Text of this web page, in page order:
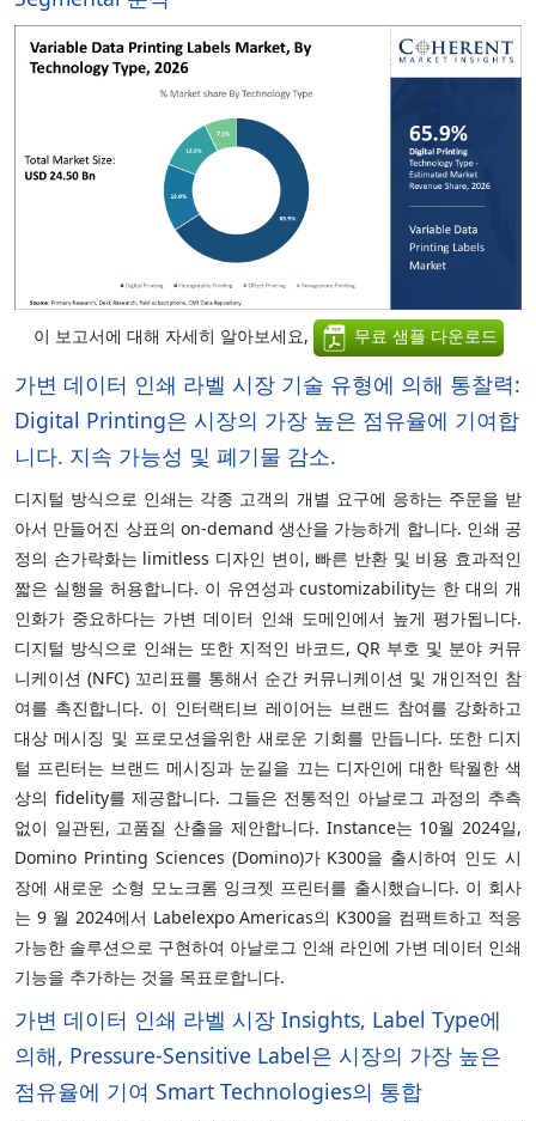
이 보고서에 대해 자세히 알아보세요, 무료 샘플 다운로드
가변 데이터 인쇄 라벨 시장 기술 유형에 의해 통찰력:
Digital Printing은 시장의 가장 높은 점유율에 기여합
니다. 지속 가능성 및 폐기물 감소.
디지털 방식으로 인쇄는 각종 고객의 개별 요구에 응하는 주문을 받
아서 만들어진 상표의 on-demand 생산을 가능하게 합니다. 인쇄 공
정의 손가락화는 limitless 디자인 변이, 빠른 반환 및 비용 효과적인
짧은 실행을 허용합니다. 이 유연성과 customizability는 한 대의 개
인화가 중요하다는 가변 데이터 인쇄 도메인에서 높게 평가됩니다.
디지털 방식으로 인쇄는 또한 지적인 바코드, QR 부호 및 분야 커뮤
니케이션 (NFC) 꼬리표를 통해서 순간 커뮤니케이션 및 개인적인 참
여를 촉진합니다. 이 인터랙티브 레이어는 브랜드 참여를 강화하고
대상 메시징 및 프로모션을위한 새로운 기회를 만듭니다. 또한 디지
털 프린터는 브랜드 메시징과 눈길을 끄는 디자인에 대한 탁월한 색
상의 fidelity를 제공합니다. 그들은 전통적인 아날로그 과정의 추측
없이 일관된, 고품질 산출을 제안합니다. Instance는 10월 2024일,
Domino Printing Sciences (Domino)가 K300을 출시하여 인도 시
장에 새로운 소형 모노크롬 잉크젯 프린터를 출시했습니다. 이 회사
는 9 월 2024에서 Labelexpo Americas의 K300을 컴팩트하고 적응
가능한 솔루션으로 구현하여 아날로그 인쇄 라인에 가변 데이터 인쇄
기능을 추가하는 것을 목표로합니다.
가변 데이터 인쇄 라벨 시장 Insights, Label Type에
의해, Pressure-Sensitive Label은 시장의 가장 높은
점유율에 기여 Smart Technologies의 통합